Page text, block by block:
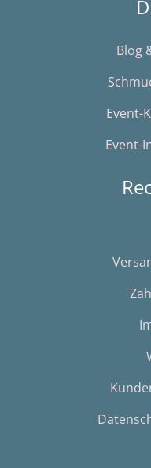
Blog
Event-
Event-